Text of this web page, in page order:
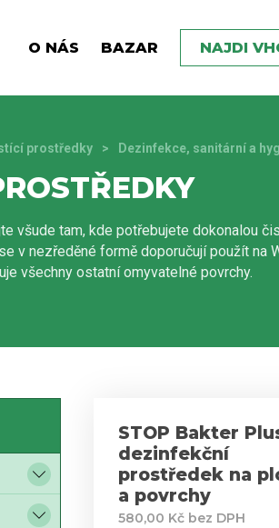
O NÁS BAZAR NAJDI
prostředky Dezinfekce, sanitární a
všude tam, kde potřebujete dokonalou
v nezředěné formě doporučují použít na
všechny ostatní omyvatelné povrchy.
STOP Bakter
dezinfekční
prostředek na
a povrchy
580,00 Kč bez DPH